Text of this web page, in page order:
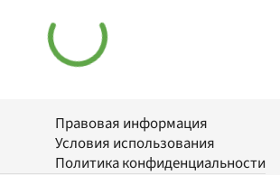
Правовая информация
Условия использования
Политика конфиденциальности